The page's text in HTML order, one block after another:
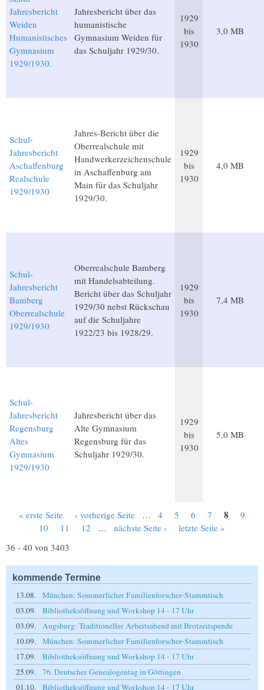
Jahresbericht
Weiden
Humanistisches
Gymnasium
1929/1930.
Jahresbericht über das
humanistische
Gymnasium Weiden für
das Schuljahr 1929/30.
1929
bis
1930
3,0 MB
Schul-
Jahresbericht
Aschaffenburg
Realschule
1929/1930
Jahres-Bericht über die
Oberrealschule mit
Handwerkerzeichenschule
in Aschaffenburg am
Main für das Schuljahr
1929/30.
1929
bis
1930
4,0 MB
Schul-
Jahresbericht
Bamberg
Oberrealschule
1929/1930
Oberrealschule Bamberg
mit Handelsabteilung.
Bericht über das Schuljahr
1929/30 nebst Rückschau
auf die Schuljahre
1922/23 bis 1928/29.
1929
bis
1930
7,4 MB
Schul-
Jahresbericht
Regensburg
Altes
Gymnasium
1929/1930
Jahresbericht über das
Alte Gymnasium
Regensburg für das
Schuljahr 1929/30.
1929
bis
1930
5,0 MB
Seiten
« erste Seite ‹ vorherige Seite … 4 5 6 7 8
9
10
11 12 … nächste Seite ›
letzte Seite »
36 - 40 von 3403
kommende Termine
13.08.
München: Sommerlicher Familienforscher-Stammtisch
03.09.
Bibliotheksöffnung und Workshop 14 - 17 Uhr
03.09.
Augsburg: Traditioneller Arbeitsabend mit Brotzeitspende
10.09.
München: Sommerlicher Familienforscher-Stammtisch
17.09.
Bibliotheksöffnung und Workshop 14 - 17 Uhr
25.09.
76. Deutscher Genealogentag in Göttingen
01.10.
Bibliotheksöffnung und Workshop 14 - 17 Uhr